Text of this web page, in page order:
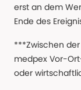
erst an dem
Ende des
***Zwischen
medpex Vor-
oder